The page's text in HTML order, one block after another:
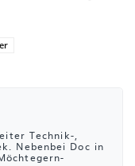
Technik-,
Nebenbei Doc in